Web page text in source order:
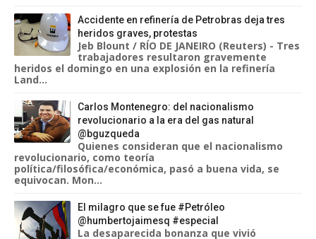
Accidente en refinería de Petrobras deja tres
heridos graves, protestas
Jeb Blount / RÍO DE JANEIRO (Reuters) - Tres
trabajadores resultaron gravemente
heridos el domingo en una explosión en la refinería
Land...
Carlos Montenegro: del nacionalismo
revolucionario a la era del gas natural
@bguzqueda
Quienes consideran que el nacionalismo
revolucionario, como teoría
política/filosófica/económica, pasó a buena vida, se
equivocan. Mon...
El milagro que se fue #Petróleo
@humbertojaimesq #especial
La desaparecida bonanza que vivió